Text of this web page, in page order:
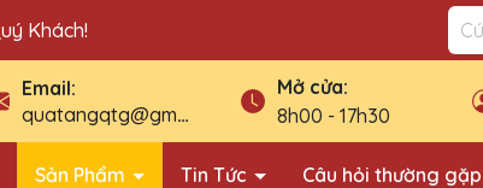
Khách!
Email:
quatangqtg@gmail.com
Mở cửa:
8h00 - 17h30
Sản Phẩm Tin Tức Câu hỏi thường gặp